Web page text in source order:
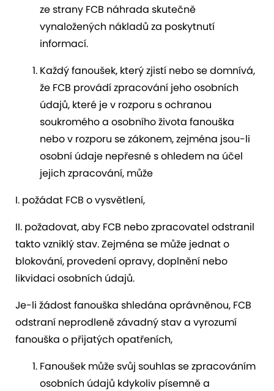
ze strany FCB náhrada skutečně
vynaložených nákladů za poskytnutí
informací.
Každý fanoušek, který zjistí nebo se domnívá,
že FCB provádí zpracování jeho osobních
údajů, které je v rozporu s ochranou
soukromého a osobního života fanouška
nebo v rozporu se zákonem, zejména jsou-li
osobní údaje nepřesné s ohledem na účel
jejich zpracování, může
I. požádat FCB o vysvětlení,
II. požadovat, aby FCB nebo zpracovatel odstranil
takto vzniklý stav. Zejména se může jednat o
blokování, provedení opravy, doplnění nebo
likvidaci osobních údajů.
Je-li žádost fanouška shledána oprávněnou, FCB
odstraní neprodleně závadný stav a vyrozumí
fanouška o přijatých opatřeních,
Fanoušek může svůj souhlas se zpracováním
osobních údajů kdykoliv písemně a